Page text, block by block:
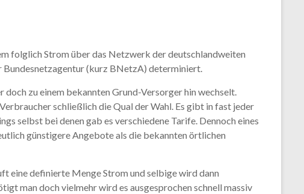
folglich Strom über das Netzwerk der deutschlandweiten
(kurz BNetzA) determiniert.
zu einem bekannten Grund-Versorger hin wechselt.
schließlich die Qual der Wahl. Es gibt in fast jeder
selbst bei denen gab es verschiedene Tarife. Dennoch eines
günstigere Angebote als die bekannten örtlichen
eine definierte Menge Strom und selbige wird dann
man doch vielmehr wird es ausgesprochen schnell massiv